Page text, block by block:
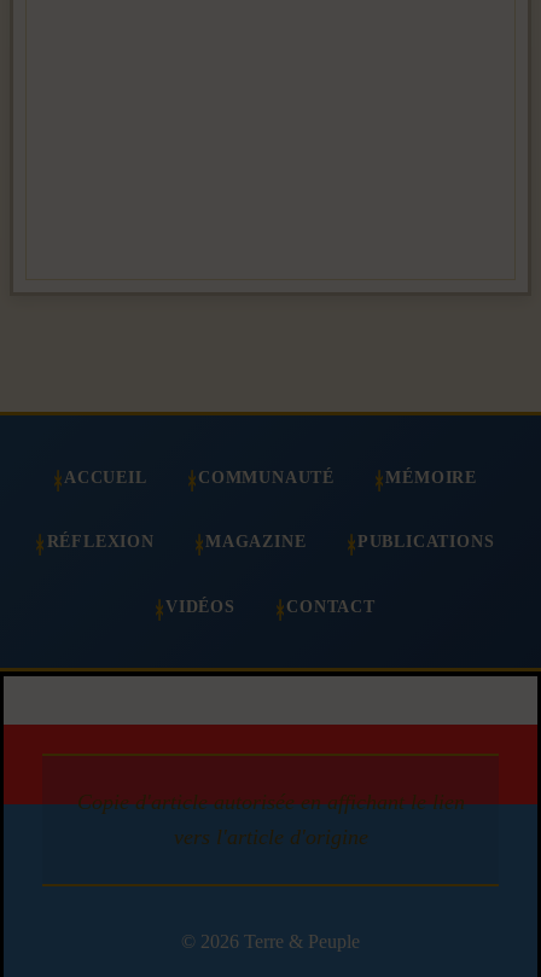
ACCUEIL COMMUNAUTÉ MÉMOIRE
RÉFLEXION MAGAZINE PUBLICATIONS
VIDÉOS CONTACT
Copie d'article autorisée en affichant le lien
vers l'article d'origine
© 2026 Terre & Peuple